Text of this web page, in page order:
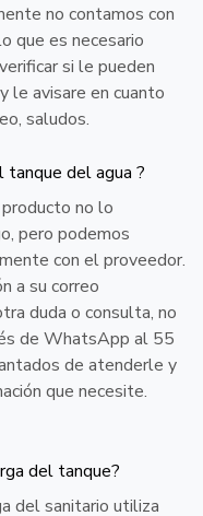
no contamos con
que es necesario
si le pueden
le avisare en cuanto
saludos.
tanque del agua ?
no lo
pero podemos
con el proveedor.
a su correo
duda o consulta, no
de WhatsApp al 55
de atenderle y
que necesite.
del tanque?
del sanitario utiliza